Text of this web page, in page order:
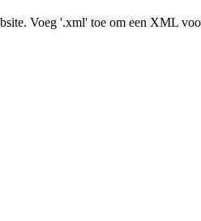
Voeg '.xml' toe om een XML